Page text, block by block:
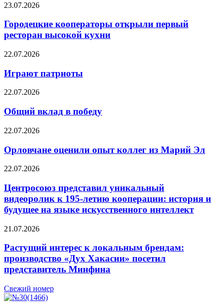
23.07.2026
Городецкие кооператоры открыли первый
ресторан высокой кухни
22.07.2026
Играют патриоты
22.07.2026
Общий вклад в победу
22.07.2026
Орловчане оценили опыт коллег из Марий Эл
22.07.2026
Центросоюз представил уникальный
видеоролик к 195-летию кооперации: история и
будущее на языке искусственного интеллект
21.07.2026
Растущий интерес к локальным брендам:
производство «Дух Хакасии» посетил
представитель Минфина
Свежий номер